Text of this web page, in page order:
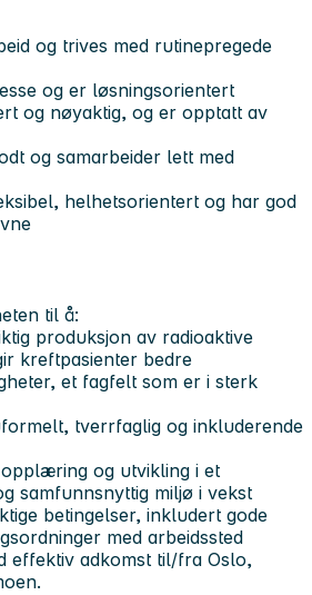
og trives med rutinepregede
og er løsningsorientert
og nøyaktig, og er opptatt av
og samarbeider lett med
helhetsorientert og har god
til å:
produksjon av radioaktive
kreftpasienter bedre
et fagfelt som er i sterk
tverrfaglig og inkluderende
og utvikling i et
samfunnsnyttig miljø i vekst
betingelser, inkludert gode
med arbeidssted
effektiv adkomst til/fra Oslo,